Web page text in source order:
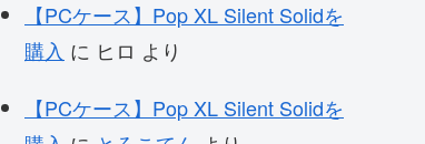
【PCケース】Pop XL Silent Solidを
購入 に ヒロ より
【PCケース】Pop XL Silent Solidを